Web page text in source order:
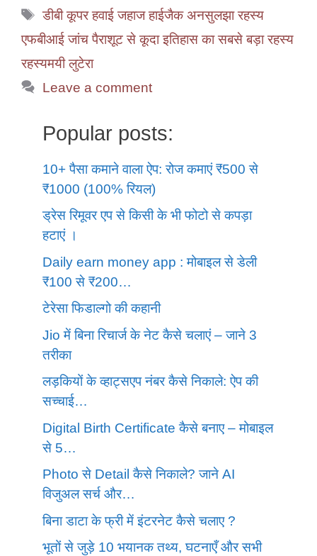
Tags
डीबी कूपर हवाई जहाज हाईजैक अनसुलझा रहस्य
एफबीआई जांच पैराशूट से कूदा इतिहास का सबसे बड़ा रहस्य
रहस्यमयी लुटेरा
Leave a comment
Popular posts:
10+ पैसा कमाने वाला ऐप: रोज कमाएं ₹500 से
₹1000 (100% रियल)
ड्रेस रिमूवर एप से किसी के भी फोटो से कपड़ा
हटाएं ।
Daily earn money app : मोबाइल से डेली
₹100 से ₹200…
टेरेसा फिडाल्गो की कहानी
Jio में बिना रिचार्ज के नेट कैसे चलाएं – जाने 3
तरीका
लड़कियों के व्हाट्सएप नंबर कैसे निकाले: ऐप की
सच्चाई…
Digital Birth Certificate कैसे बनाए – मोबाइल
से 5…
Photo से Detail कैसे निकाले? जाने AI
विजुअल सर्च और…
बिना डाटा के फ्री में इंटरनेट कैसे चलाए ?
भूतों से जुड़े 10 भयानक तथ्य, घटनाएँ और सभी